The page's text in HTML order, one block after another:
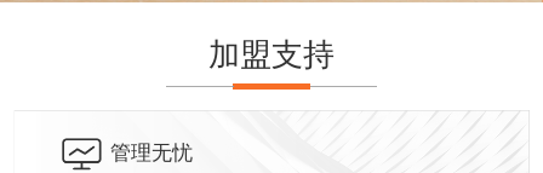
加盟支持
管理无忧